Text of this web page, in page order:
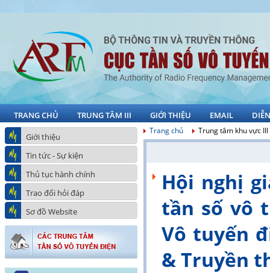
TRANG CHỦ TRUNG TÂM III GIỚI THIỆU EMAIL
Giới thiệu
Tin tức - Sự kiện
Thủ tục hành chính
Trao đổi hỏi đáp
Sơ đồ Website
Trang chủ Trung tâm khu vực III
Hội nghị
tần số vô
Vô tuyến
& Truyền